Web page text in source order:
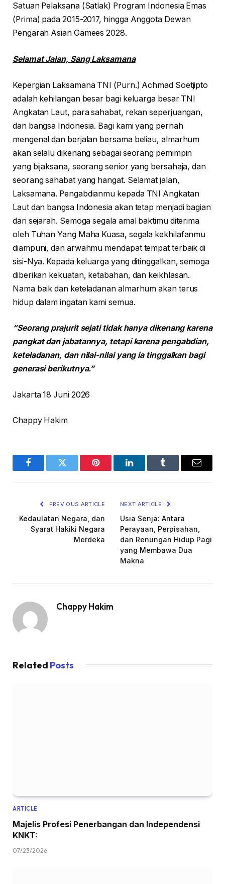
Satuan Pelaksana (Satlak) Program Indonesia Emas
(Prima) pada 2015-2017, hingga Anggota Dewan
Pengarah Asian Gamees 2028.
Selamat Jalan, Sang Laksamana
Kepergian Laksamana TNI (Purn.) Achmad Soetjipto
adalah kehilangan besar bagi keluarga besar TNI
Angkatan Laut, para sahabat, rekan seperjuangan,
dan bangsa Indonesia. Bagi kami yang pernah
mengenal dan berjalan bersama beliau, almarhum
akan selalu dikenang sebagai seorang pemimpin
yang bijaksana, seorang senior yang bersahaja, dan
seorang sahabat yang hangat. Selamat jalan,
Laksamana. Pengabdianmu kepada TNI Angkatan
Laut dan bangsa Indonesia akan tetap menjadi bagian
dari sejarah. Semoga segala amal baktimu diterima
oleh Tuhan Yang Maha Kuasa, segala kekhilafanmu
diampuni, dan arwahmu mendapat tempat terbaik di
sisi-Nya. Kepada keluarga yang ditinggalkan, semoga
diberikan kekuatan, ketabahan, dan keikhlasan.
Nama baik dan keteladanan almarhum akan terus
hidup dalam ingatan kami semua.
“Seorang prajurit sejati tidak hanya dikenang karena
pangkat dan jabatannya, tetapi karena pengabdian,
keteladanan, dan nilai-nilai yang ia tinggalkan bagi
generasi berikutnya.”
Jakarta 18 Juni 2026
Chappy Hakim
FacebookTwitter Pinterest LinkedInTumblr Email
PREVIOUS ARTICLE
Kedaulatan Negara, dan
Syarat Hakiki Negara
Merdeka
NEXT ARTICLE
Usia Senja: Antara
Perayaan, Perpisahan,
dan Renungan Hidup Pagi
yang Membawa Dua
Makna
Chappy Hakim
Related Posts
ARTICLE
Majelis Profesi Penerbangan dan Independensi
KNKT:
07/23/2026